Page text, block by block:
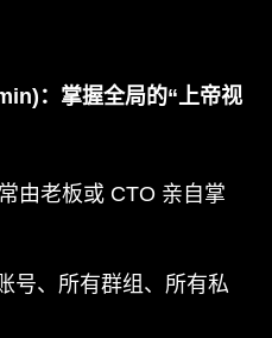
：掌握全局的“上帝视
由老板或 CTO 亲自掌
号、所有群组、所有私